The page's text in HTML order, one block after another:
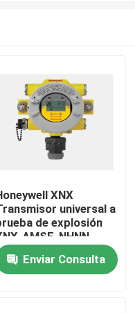
XNX
universal a
de explosión
AMSE-NHNN
Enviar Consulta